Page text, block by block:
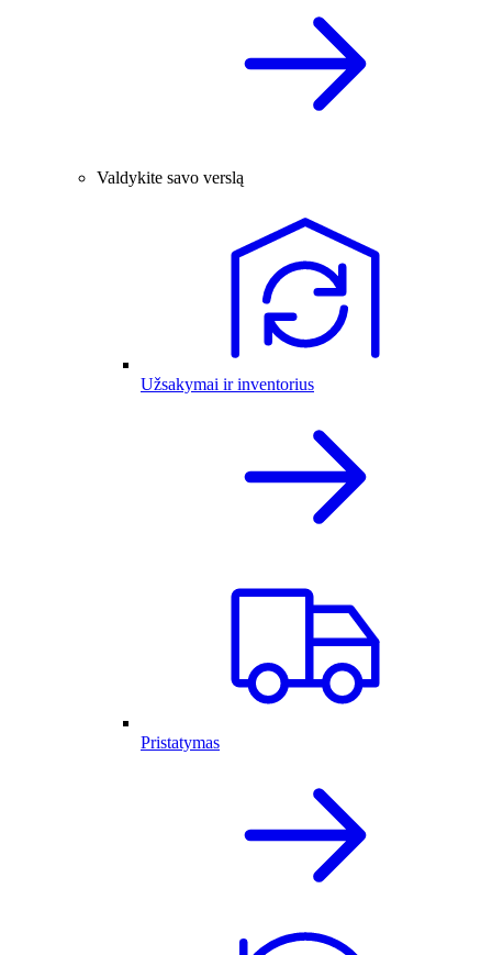
Valdykite savo verslą
Užsakymai ir inventorius
Pristatymas